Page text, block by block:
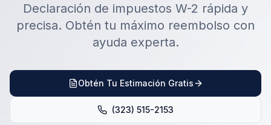
Declaración de impuestos W-2 rápida y
precisa. Obtén tu máximo reembolso con
ayuda experta.
Obtén Tu Estimación Gratis
(323) 515-2153